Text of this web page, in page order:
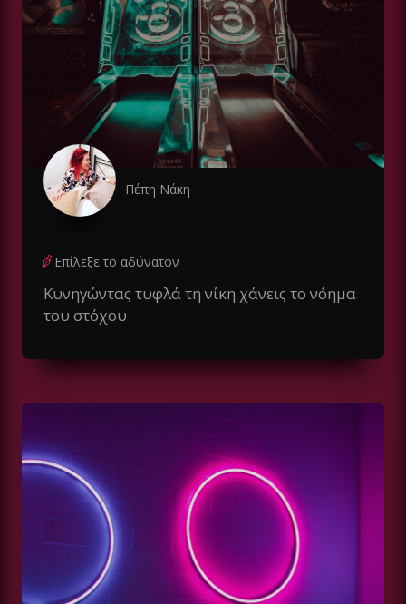
Πέπη Νάκη
Επίλεξε το αδύνατον
Kυνηγώντας τυφλά τη νίκη χάνεις το νόημα
του στόχου